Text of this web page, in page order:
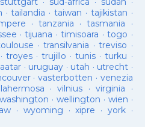
·tailandia ·taiwan · tajikistan ·
· tanzania ·tasmania ·
·tijuana ·timisoara ·togo ·
·transilvania ·treviso ·
· troyes·trujillo ·tunis ·turku ·
· uruguay · utah · utrecht ·
· vasterbotten · venezia
·vilnius ·virginia ·
washington · wellington · wien ·
· wyoming ·xipre · york·